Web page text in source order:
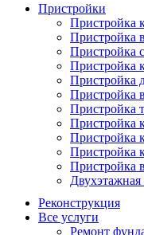
Пристройки
Пристройка
Пристройка
Пристройка
Пристройка
Пристройка
Пристройка
Пристройка
Пристройка
Пристройка
Пристройка
Пристройка
Реконструкция
Все услуги
Ремонт